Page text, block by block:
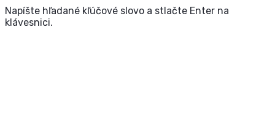
Napíšte hľadané kľúčové slovo a stlačte Enter na
klávesnici.